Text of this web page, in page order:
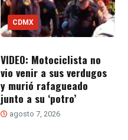
CDMX
VIDEO: Motociclista no
vio venir a sus verdugos
y murió rafagueado
junto a su ‘potro’
agosto 7, 2026